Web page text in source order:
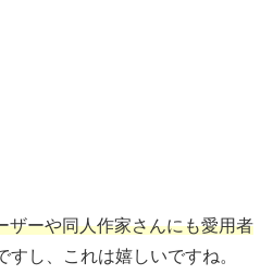
ザーや同人作家さんにも愛用者
すし、これは嬉しいですね。